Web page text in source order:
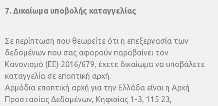
7. Δικαίωμα υποβολής καταγγελίας
Σε περίπτωση που θεωρείτε ότι η επεξεργασία των
δεδομένων που σας αφορούν παραβαίνει τον
Κανονισμό (ΕΕ) 2016/679, έχετε δικαίωμα να υποβάλετε
καταγγελία σε εποπτική αρχή.
Αρμόδια εποπτική αρχή για την Ελλάδα είναι η Αρχή
Προστασίας Δεδομένων, Κηφισίας 1-3, 115 23,